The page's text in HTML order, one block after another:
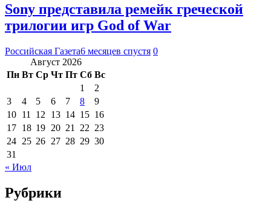
Sony представила ремейк греческой
трилогии игр God of War
Российская Газета6 месяцев спустя 0
Август 2026
Пн Вт Ср Чт Пт Сб Вс
1
2
3
4 5 6 7 8
9
10 11 12 13 14 15 16
17 18 19 20 21 22 23
24 25 26 27 28 29 30
31
« Июл
Рубрики